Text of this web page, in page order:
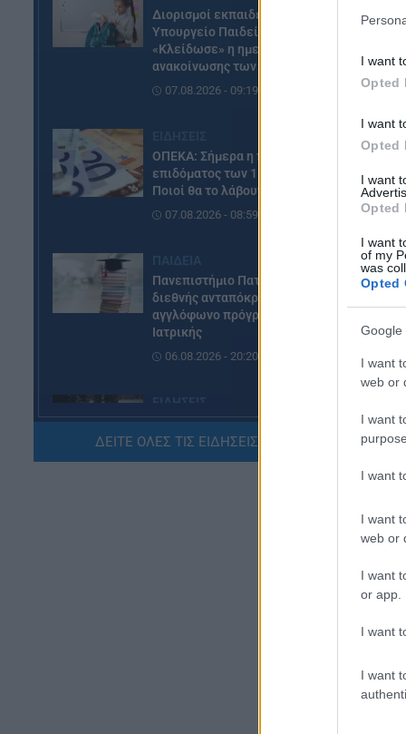
I want
Opted
I want
Opted
I want
Opted
I want
of my
was
Opted
Google
I want
web or
I want
I want
I want
web or
I want
or app.
I want
I want
Διορισμοί εκπαιδευτικών –
Υπουργείο Παιδείας:
«Κλείδωσε» η ημερομηνία
ανακοίνωσης των ονομάτων
07.08.2026 - 09:19
ΟΠΕΚΑ: Σήμερα η πληρωμή του
επιδόματος των 1.000 ευρώ –
Ποιοί θα το λάβουν
07.08.2026 - 08:59
Πανεπιστήμιο Πατρών: Ισχυρή
διεθνής ανταπόκριση στο νέο
αγγλόφωνο πρόγραμμα
Ιατρικής
06.08.2026 - 20:20
ΓΕΣ: Κατάταξη επιτυχόντων
στη Στρατιωτική Σχολή
ΔΕΙΤΕ ΟΛΕΣ ΤΙΣ ΕΙΔΗΣΕΙΣ ΕΔΩ »
Η